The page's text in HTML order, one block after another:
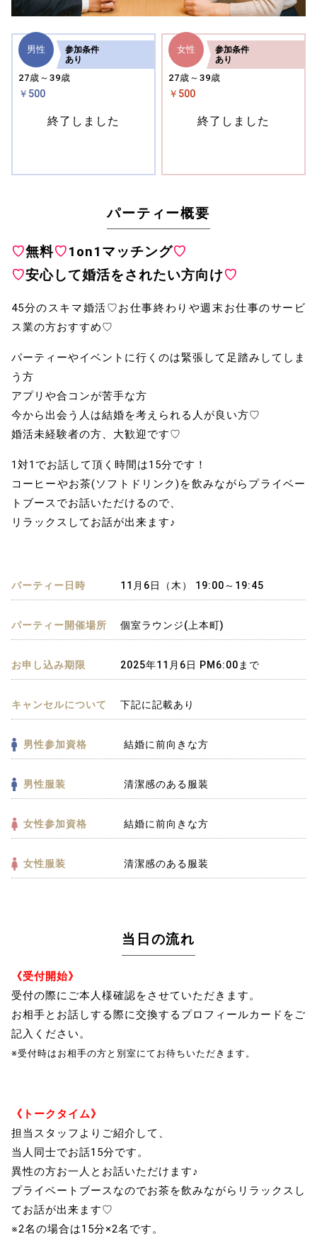
男性
27歳～39歳
￥500
参加条件
あり
終了しました
女性
27歳～39歳
￥500
参加条件
あり
終了しました
パーティー概要
♡無料♡1on1マッチング♡
♡安心して婚活をされたい方向け♡
45分のスキマ婚活♡お仕事終わりや週末お仕事のサービ
ス業の方おすすめ♡
パーティーやイベントに行くのは緊張して足踏みしてしま
う方
アプリや合コンが苦手な方
今から出会う人は結婚を考えられる人が良い方♡
婚活未経験者の方、大歓迎です♡
1対1でお話して頂く時間は15分です！
コーヒーやお茶(ソフトドリンク)を飲みながらプライベー
トブースでお話いただけるので、
リラックスしてお話が出来ます♪
パーティー日時 11月6日（木） 19:00～19:45
パーティー開催場所 個室ラウンジ(上本町)
お申し込み期限 2025年11月6日 PM6:00まで
キャンセルについて 下記に記載あり
男性参加資格 結婚に前向きな方
男性服装 清潔感のある服装
女性参加資格 結婚に前向きな方
女性服装 清潔感のある服装
当日の流れ
《受付開始》
受付の際にご本人様確認をさせていただきます。
お相手とお話しする際に交換するプロフィールカードをご
記入ください。
※受付時はお相手の方と別室にてお待ちいただきます。
《トークタイム》
担当スタッフよりご紹介して、
当人同士でお話15分です。
異性の方お一人とお話いただけます♪
プライベートブースなのでお茶を飲みながらリラックスし
てお話が出来ます♡
※2名の場合は15分×2名です。